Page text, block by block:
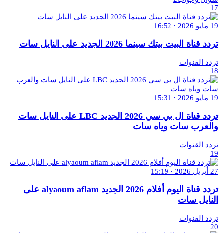
17
19 مايو 2026 · 16:52
تردد قناة البيت بيتك سينما 2026 الجديد على النايل سات
تردد القنوات
18
19 مايو 2026 · 15:31
تردد قناة ال بي سي 2026 الجديد LBC على النايل سات
والعرب سات وياه سات
تردد القنوات
19
27 أبريل 2026 · 15:19
تردد قناة اليوم أفلام 2026 الجديد alyaoum aflam على
النايل سات
تردد القنوات
20